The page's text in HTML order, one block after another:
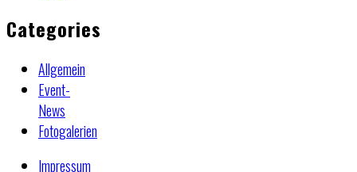
Categories
Allgemein
Event-
News
Fotogalerien
Impressum